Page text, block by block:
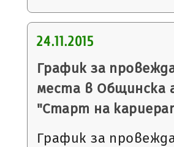
24.11.2015
График за
места в Общинска
"Старт на
График за